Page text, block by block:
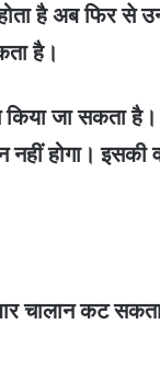
है अब फिर से
है।
जा सकता
नहीं होगा।
चालान कट